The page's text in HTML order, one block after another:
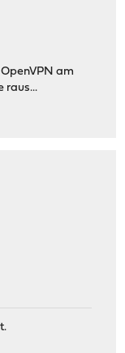
am
raus...